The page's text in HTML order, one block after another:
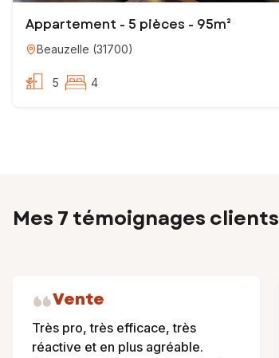
Appartement - 5 pièces - 95m²
Beauzelle (31700)
5 4
Mes 7 témoignages clients
Vente
Très pro, très efficace, très
réactive et en plus agréable.